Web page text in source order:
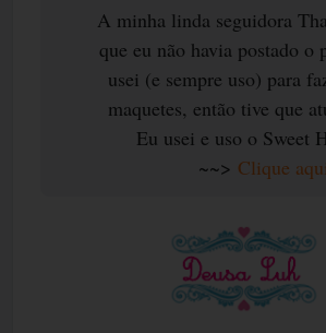
A minha linda seguidora
que eu não havia postado o
usei (e sempre uso) para
maquetes, então tive que
Eu usei e uso o Sweet
~~> Clique